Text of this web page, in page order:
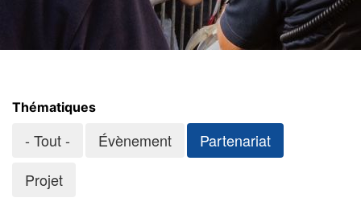
Thématiques
- Tout - Évènement
Partenariat
Projet